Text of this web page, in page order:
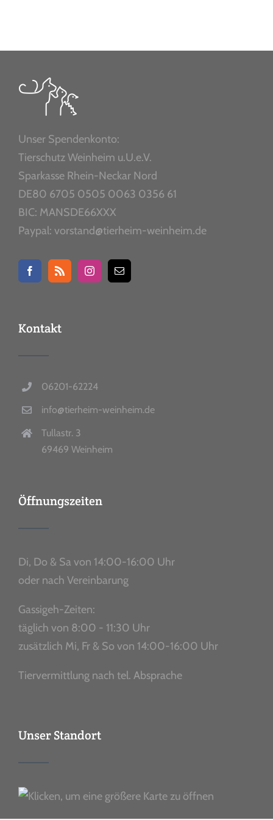
Unser Spendenkonto:
Tierschutz Weinheim u.U.e.V.
Sparkasse Rhein-Neckar Nord
DE80 6705 0505 0063 0356 61
BIC: MANSDE66XXX
Paypal: vorstand@tierheim-weinheim.de
Kontakt
06201-62224
info@tierheim-weinheim.de
Tullastr. 3
69469 Weinheim
Öffnungszeiten
Di, Do & Sa von 14:00-16:00 Uhr
oder nach Vereinbarung
Gassigeh-Zeiten:
täglich von 8:00 - 11:30 Uhr
zusätzlich Mi, Fr & So von 14:00-16:00 Uhr
Tiervermittlung nach tel. Absprache
Unser Standort